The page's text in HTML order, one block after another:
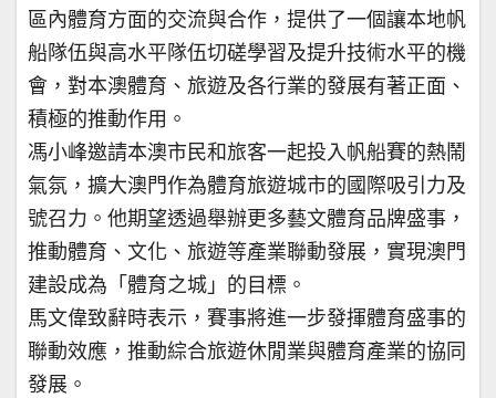
區內體育方面的交流與合作，提供了一個讓本地帆
船隊伍與高水平隊伍切磋學習及提升技術水平的機
會，對本澳體育、旅遊及各行業的發展有著正面、
積極的推動作用。
馮小峰邀請本澳市民和旅客一起投入帆船賽的熱鬧
氣氛，擴大澳門作為體育旅遊城市的國際吸引力及
號召力。他期望透過舉辦更多藝文體育品牌盛事，
推動體育、文化、旅遊等產業聯動發展，實現澳門
建設成為「體育之城」的目標。
馬文偉致辭時表示，賽事將進一步發揮體育盛事的
聯動效應，推動綜合旅遊休閒業與體育產業的協同
發展。